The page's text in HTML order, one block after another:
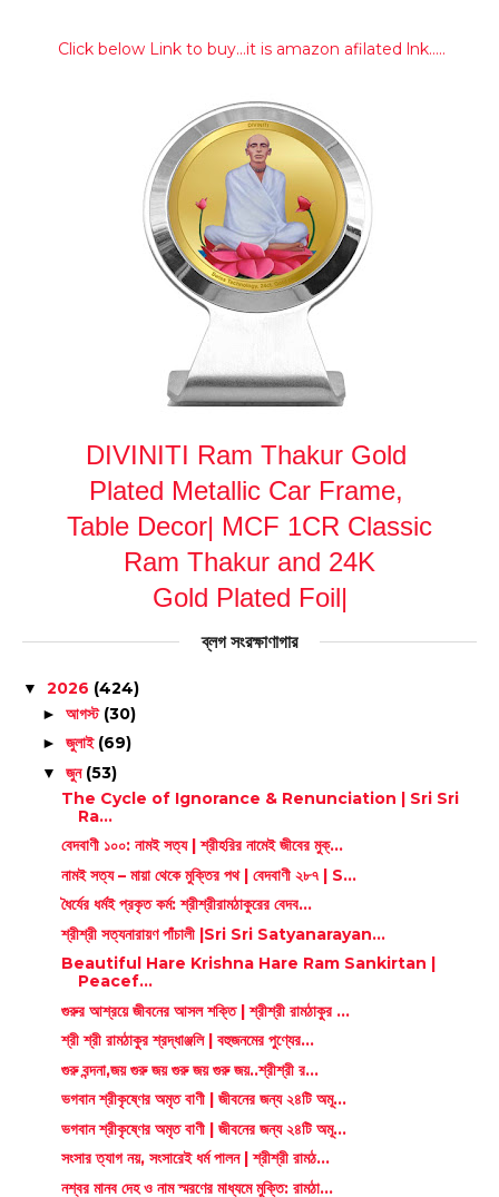
Click below Link to buy...it is amazon afilated lnk.....
DIVINITI Ram Thakur Gold
Plated Metallic Car Frame,
Table Decor| MCF 1CR Classic
Ram Thakur and 24K
Gold Plated Foil|
ব্লগ সংরক্ষাণাগার
▼ 2026 (424)
► আগস্ট (30)
► জুলাই (69)
▼ জুন (53)
The Cycle of Ignorance & Renunciation | Sri Sri
Ra...
বেদবাণী ১০০: নামই সত্য | শ্রীহরির নামেই জীবের মুক্...
নামই সত্য – মায়া থেকে মুক্তির পথ | বেদবাণী ২৮৭ | S...
ধৈর্যের ধর্মই প্রকৃত কর্ম: শ্রীশ্রীরামঠাকুরের বেদব...
শ্রীশ্রী সত্যনারায়ণ পাঁচালী |Sri Sri Satyanarayan...
Beautiful Hare Krishna Hare Ram Sankirtan |
Peacef...
গুরুর আশ্রয়ে জীবনের আসল শক্তি | শ্রীশ্রী রামঠাকুর ...
শ্রী শ্রী রামঠাকুর শ্রদ্ধাঞ্জলি | বহুজনমের পুণ্যের...
গুরু বন্দনা,জয় গুরু জয় গুরু জয় গুরু জয়..শ্রীশ্রী র...
ভগবান শ্রীকৃষ্ণের অমৃত বাণী | জীবনের জন্য ২৪টি অমূ...
ভগবান শ্রীকৃষ্ণের অমৃত বাণী | জীবনের জন্য ২৪টি অমূ...
সংসার ত্যাগ নয়, সংসারেই ধর্ম পালন | শ্রীশ্রী রামঠ...
নশ্বর মানব দেহ ও নাম স্মরণের মাধ্যমে মুক্তি: রামঠা...